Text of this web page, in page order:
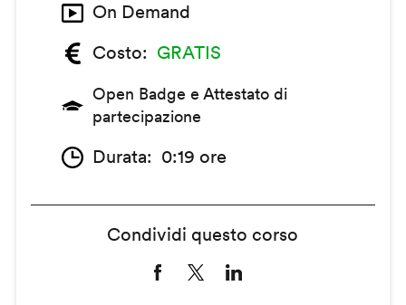
On Demand
Costo
GRATIS
Open Badge e Attestato di
partecipazione
Durata 0:19 ore
Condividi questo corso